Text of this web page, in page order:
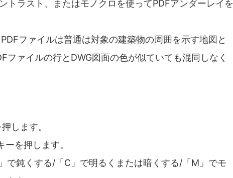
トラスト、またはモノクロを使ってPDFアンダーレイを
ファイルは普通は対象の建築物の周囲を示す地図と
ファイルの行とDWG図面の色が似ていても混同しなく
します。
を押します。
で鈍くする/「C」で明るくまたは暗くする/「M」でモ